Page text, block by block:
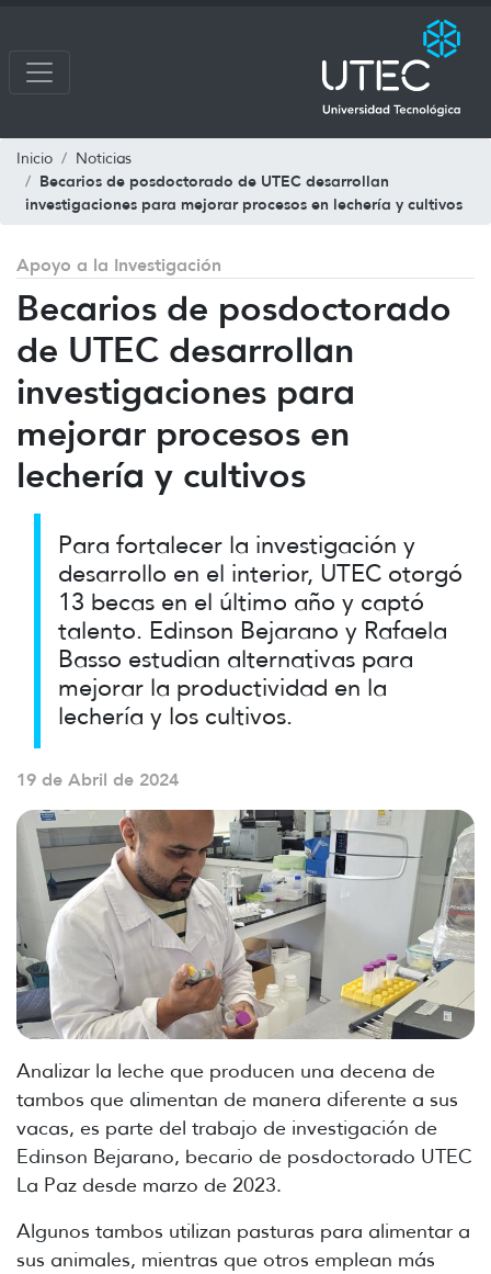
Inicio Noticias
Becarios de posdoctorado de UTEC desarrollan
investigaciones para mejorar procesos en lechería y cultivos
Apoyo a la Investigación
Becarios de posdoctorado
de UTEC desarrollan
investigaciones para
mejorar procesos en
lechería y cultivos
Para fortalecer la investigación y
desarrollo en el interior, UTEC otorgó
13 becas en el último año y captó
talento. Edinson Bejarano y Rafaela
Basso estudian alternativas para
mejorar la productividad en la
lechería y los cultivos.
19 de Abril de 2024
Analizar la leche que producen una decena de
tambos que alimentan de manera diferente a sus
vacas, es parte del trabajo de investigación de
Edinson Bejarano, becario de posdoctorado UTEC
La Paz desde marzo de 2023.
Algunos tambos utilizan pasturas para alimentar a
sus animales, mientras que otros emplean más